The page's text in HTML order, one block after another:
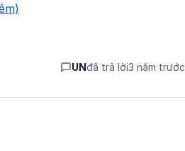
UNđã trả lời3 năm trước